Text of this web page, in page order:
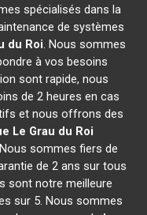
spécialisés dans la
de systèmes
du Roi. Nous sommes
à vos besoins
sont rapide, nous
de 2 heures en cas
et nous offrons des
Le Grau du Roi
sommes fiers de
de 2 ans sur tous
sont notre meilleure
sur 5. Nous sommes